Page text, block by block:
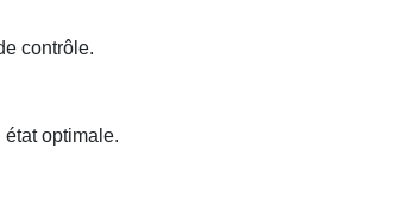
contrôle.
optimale.